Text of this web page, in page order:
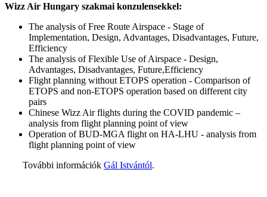
Wizz Air Hungary szakmai konzulensekkel:
The analysis of Free Route Airspace - Stage of
Implementation, Design, Advantages, Disadvantages, Future,
Efficiency
The analysis of Flexible Use of Airspace - Design,
Advantages, Disadvantages, Future,Efficiency
Flight planning without ETOPS operation - Comparison of
ETOPS and non-ETOPS operation based on different city
pairs
Chinese Wizz Air flights during the COVID pandemic –
analysis from flight planning point of view
Operation of BUD-MGA flight on HA-LHU - analysis from
flight planning point of view
További információk Gál Istvántól.